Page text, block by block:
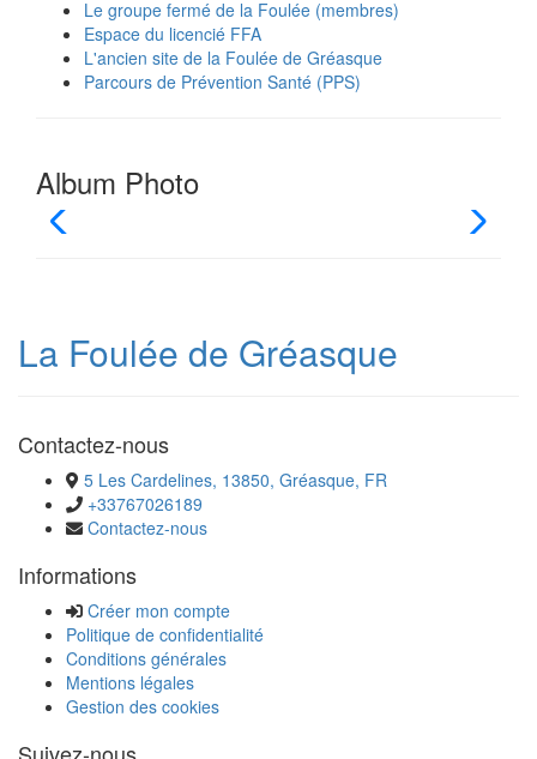
Le groupe fermé de la Foulée (membres)
Espace du licencié FFA
L'ancien site de la Foulée de Gréasque
Parcours de Prévention Santé (PPS)
Album Photo
La Foulée de Gréasque
Contactez-nous
5 Les Cardelines, 13850, Gréasque, FR
+33767026189
Contactez-nous
Informations
Créer mon compte
Politique de confidentialité
Conditions générales
Mentions légales
Gestion des cookies